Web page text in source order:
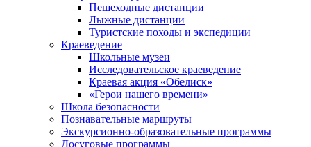
Пешеходные дистанции
Лыжные дистанции
Туристские походы и экспедиции
Краеведение
Школьные музеи
Исследовательское краеведение
Краевая акция «Обелиск»
«Герои нашего времени»
Школа безопасности
Познавательные маршруты
Экскурсионно-образовательные программы
Досуговые программы